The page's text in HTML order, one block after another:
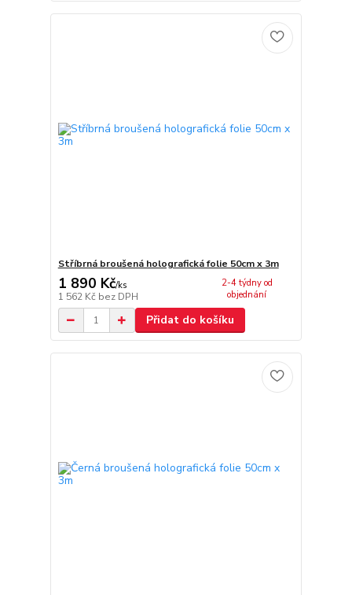
Stříbrná broušená holografická folie 50cm x 3m
1 890 Kč/ks
1 562 Kč bez DPH
2-4 týdny od
objednání
Přidat do košíku